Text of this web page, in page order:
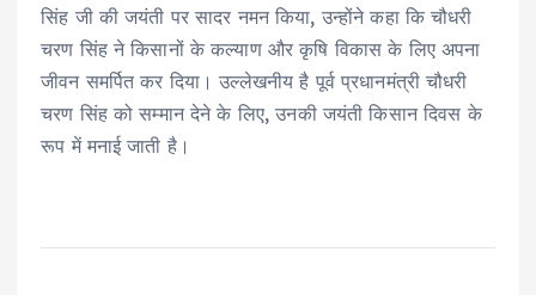
सिंह जी की जयंती पर सादर नमन किया, उन्होंने कहा कि चौधरी
चरण सिंह ने किसानों के कल्याण और कृषि विकास के लिए अपना
जीवन समर्पित कर दिया। उल्लेखनीय है पूर्व प्रधानमंत्री चौधरी
चरण सिंह को सम्मान देने के लिए, उनकी जयंती किसान दिवस के
रूप में मनाई जाती है।